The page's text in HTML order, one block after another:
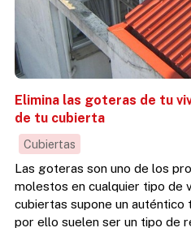
Elimina las goteras de tu
de tu cubierta
Cubiertas
Las goteras son uno de los
molestos en cualquier tipo de
cubiertas supone un auténtico
por ello suelen ser un tipo de